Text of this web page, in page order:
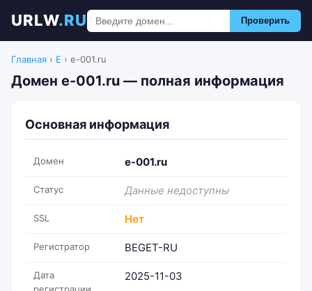
URLW.RU Проверить
Главная › E › e-001.ru
Домен e-001.ru — полная информация
Основная информация
Домен e-001.ru
Статус Данные недоступны
SSL Нет
Регистратор BEGET-RU
Дата
2025-11-03